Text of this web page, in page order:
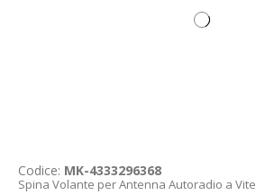
Codice: MK-4333296368
Spina Volante per Antenna Autoradio a Vite